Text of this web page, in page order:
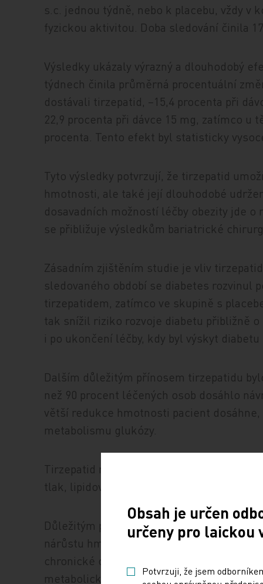
s.c. jednou týdně, nebo k placebu, vždy v
fyzickou aktivitou. Doba sledování činila
Výsledky ukázaly výrazný a dlouhodobý
týdnech činila průměrná procentuální
dostávali tirzepatid, –15,4 procenta při
22,9 procenta při dávce 15 mg, zatímco u
procenta. Tento efekt byl statisticky
Tyto výsledky potvrzují, že tirzepatid
hmotnosti, ale také její dlouhodobé
dosavadních možností léčby obezity jde
se přibližuje výsledkům bariatrické
Zásadním zjištěním studie je vliv
sledovaného období se diabetes rozvinul
tirzepatidem, zatímco ve skupině s
tak snížil riziko rozvoje diabetu přibližně
i po ukončení léčby, kdy byl výskyt
Dalším důležitým přínosem tirzepatidu
než 90 procent léčených osob dosáhlo
větší redukce hmotnosti pacient
metabolismu glukózy.
Tirzepatid měl také pozitivní vliv na další
tlak, lipidový profil nebo obvod pasu, a
Důležitým poznatkem je, že po ukončení
nárůstu hmotnosti i zhoršení glykémie.
chronické onemocnění vyžadující
metabolické choroby.
Obsah je určen
určeny pro laickou
Potvrzuji, že jsem